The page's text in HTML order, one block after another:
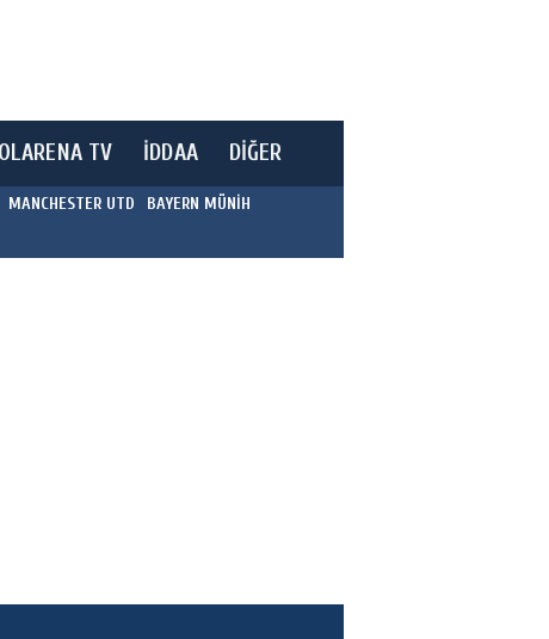
TV İDDAA DİĞER
MANCHESTER UTD
BAYERN MÜNİH